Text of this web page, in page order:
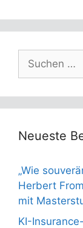
Suchen
nach:
Neueste
„Wie
Herbert
mit
KI-